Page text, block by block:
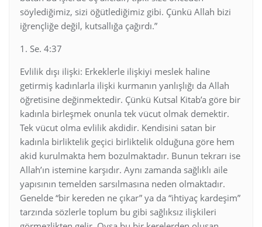
söylediğimiz, sizi öğütlediğimiz gibi. Çünkü Allah bizi
iğrençliğe değil, kutsallığa çağırdı.”
1. Se. 4:37
Evlilik dışı ilişki: Erkeklerle ilişkiyi meslek haline
getirmiş kadınlarla ilişki kurmanın yanlışlığı da Allah
öğretisine değinmektedir. Çünkü Kutsal Kitab’a göre bir
kadınla birleşmek onunla tek vücut olmak demektir.
Tek vücut olma evlilik akdidir. Kendisini satan bir
kadınla birliktelik geçici birliktelik olduğuna göre hem
akid kurulmakta hem bozulmaktadır. Bunun tekrarı ise
Allah’ın istemine karşıdır. Aynı zamanda sağlıklı aile
yapısının temelden sarsılmasına neden olmaktadır.
Genelde “bir kereden ne çıkar” ya da “ihtiyaç kardeşim”
tarzında sözlerle toplum bu gibi sağlıksız ilişkileri